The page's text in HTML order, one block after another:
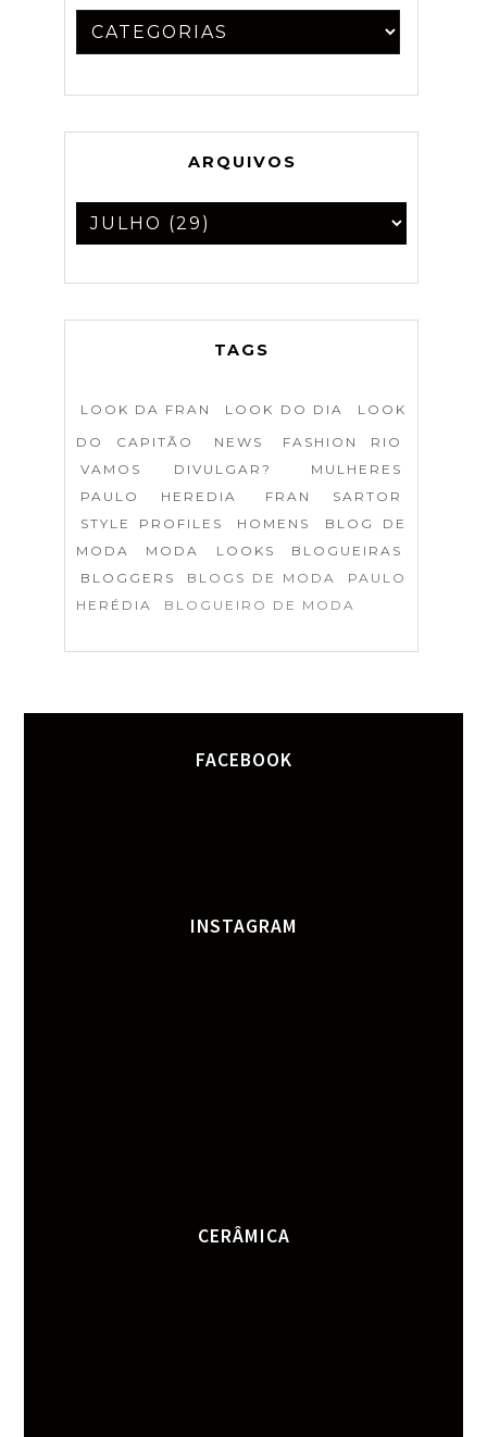
ARQUIVOS
TAGS
LOOK DA FRAN LOOK DO DIA
LOOK
DO CAPITÃO
NEWS
FASHION RIO
VAMOS DIVULGAR?
MULHERES
PAULO HEREDIA
FRAN SARTOR
STYLE PROFILES
HOMENS
BLOG DE
MODA
MODA LOOKS
BLOGUEIRAS
BLOGGERS
BLOGS DE MODA
PAULO
HERÉDIA
BLOGUEIRO DE MODA
FACEBOOK
INSTAGRAM
CERÂMICA